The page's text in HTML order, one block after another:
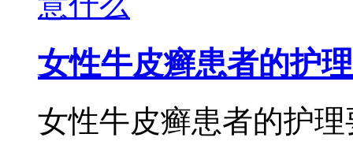
女性牛皮癣患者的护理
女性牛皮癣患者的护